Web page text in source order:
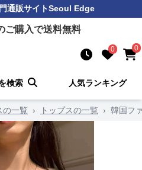
通販サイトSeoul Edge
ご購入で送料無料
0 0
検索 人気ランキング
の一覧 › トップスの一覧 › 韓国フ